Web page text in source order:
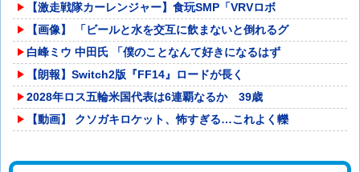
【激走戦隊カーレンジャー】食玩SMP「VRVロボ
【画像】 「ビールと水を交互に飲まないと倒れるグ
白峰ミウ 中田氏 「僕のことなんて好きになるはず
【朗報】Switch2版『FF14』ロードが長く
2028年ロス五輪米国代表は6連覇なるか 39歳
【動画】 クソガキロケット、怖すぎる…これよく轢